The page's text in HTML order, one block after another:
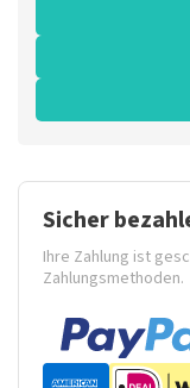
Sicher
Ihre Zahlung ist
Zahlungsmethoden.